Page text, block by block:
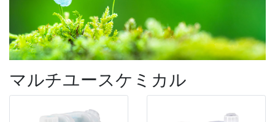
マルチユースケミカル